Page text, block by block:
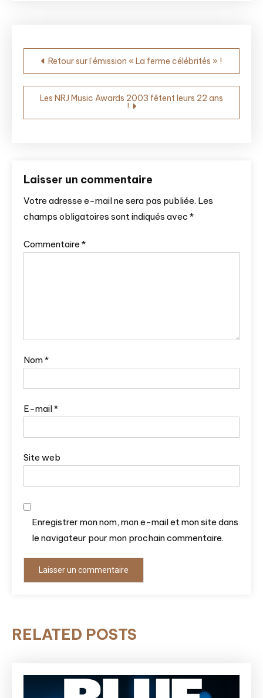
Navigation
de
l’article
Retour sur l’émission « La ferme célébrités » !
Les NRJ Music Awards 2003 fêtent leurs 22 ans
!
Laisser un commentaire
Votre adresse e-mail ne sera pas publiée. Les
champs obligatoires sont indiqués avec *
Commentaire *
Nom*
E-mail*
Site web
Enregistrer mon nom, mon e-mail et mon site dans
le navigateur pour mon prochain commentaire.
RELATED POSTS